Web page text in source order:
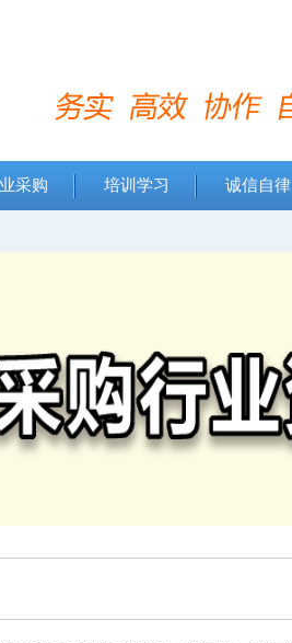
采购 培训学习 诚信自律